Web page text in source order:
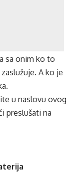
sa onim ko to
A ko je
u naslovu ovog
preslušati na